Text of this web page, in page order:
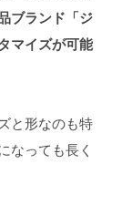
ブランド「ジ
マイズが可能
と形なのも特
なっても長く